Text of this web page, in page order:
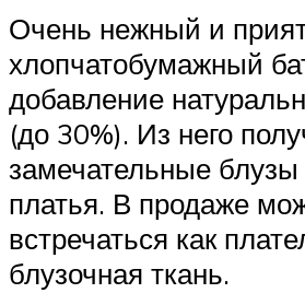
Очень нежный и
хлопчатобумажный
добавление
(до 30%). Из него
замечательные
платья. В продаже
встречаться как
блузочная ткань.